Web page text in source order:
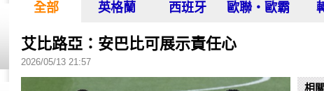
全部 英格蘭 西班牙 歐聯‧歐霸
艾比路亞：安巴比可展示責任心
2026/05/13 21:57
相